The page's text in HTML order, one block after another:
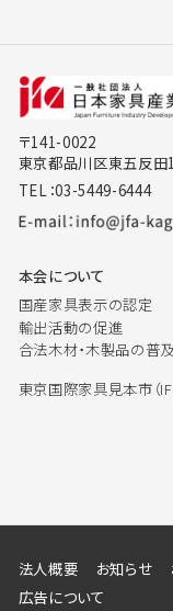
〒141-0022
東京都品川区東五反
TEL：03-5449-6444
本会について
国産家具表示の認定
輸出活動の促進
合法木材・木製品の普及
東京国際家具見本市（
法人概要 お知らせ
広告について